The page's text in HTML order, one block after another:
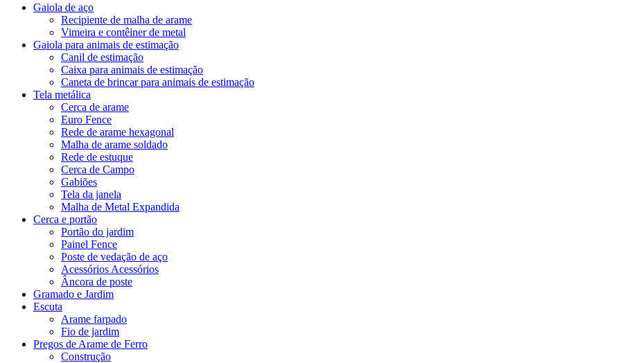
Gaiola de aço
Recipiente de malha de arame
Vimeira e contêiner de metal
Gaiola para animais de estimação
Canil de estimação
Caixa para animais de estimação
Caneta de brincar para animais de estimação
Tela metálica
Cerca de arame
Euro Fence
Rede de arame hexagonal
Malha de arame soldado
Rede de estuque
Cerca de Campo
Gabiões
Tela da janela
Malha de Metal Expandida
Cerca e portão
Portão do jardim
Painel Fence
Poste de vedação de aço
Acessórios Acessórios
Âncora de poste
Gramado e Jardim
Escuta
Arame farpado
Fio de jardim
Pregos de Arame de Ferro
Construção